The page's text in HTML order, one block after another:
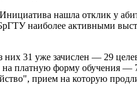
нашла отклик у
наиболее активными
31 уже зачислен — 29
платную форму обучения
прием на которую